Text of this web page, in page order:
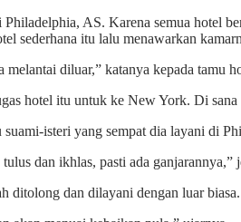
AS. Karena semua hotel
sederhana itu lalu menawarkan
diluar,” katanya kepada tamu
hotel itu untuk ke New York. Di
isteri yang sempat dia layani di
dan ikhlas, pasti ada ganjarannya,”
ditolong dan dilayani dengan luar biasa.